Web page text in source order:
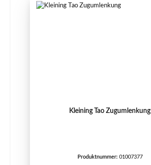
Kleining Tao Zugumlenkung
Produktnummer: 01007377